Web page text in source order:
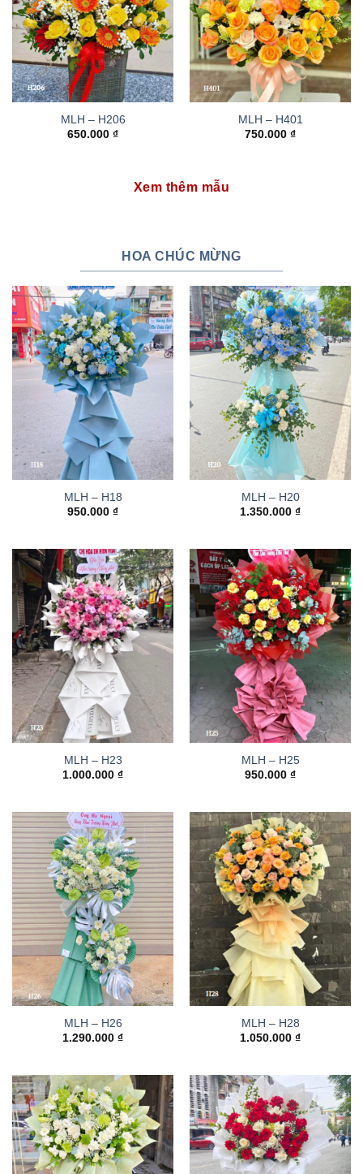
MLH – H206
650.000 ₫
MLH – H401
750.000 ₫
Xem thêm mẫu
HOA CHÚC MỪNG
MLH – H18
950.000 ₫
MLH – H20
1.350.000 ₫
MLH – H23
1.000.000 ₫
MLH – H25
950.000 ₫
MLH – H26
1.290.000 ₫
MLH – H28
1.050.000 ₫